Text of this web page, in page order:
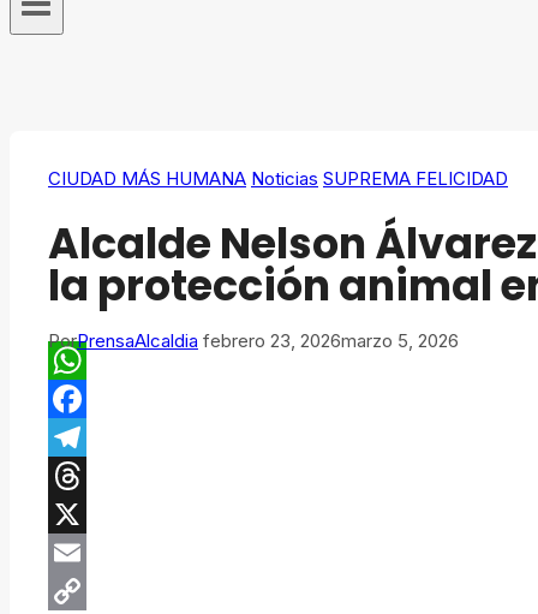
CIUDAD MÁS HUMANA Noticias SUPREMA FELICIDAD
Alcalde Nelson
la protección animal
PorPrensaAlcaldia febrero 23, 2026marzo 5, 2026
WhatsApp
Facebook
Telegram
Threads
X
Email